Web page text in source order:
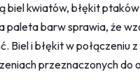
biel kwiatów, błękit
barw sprawia, że
Biel i błękit w połączeniu
przeznaczonych do